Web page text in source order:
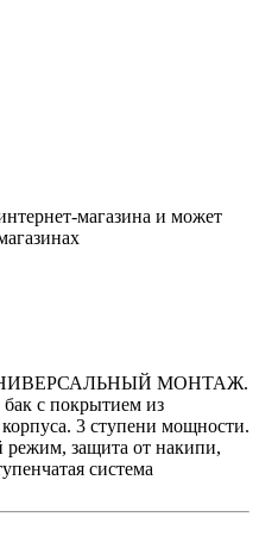
магазина и может
МОНТАЖ.
с покрытием из
3 ступени мощности.
защита от накипи,
система